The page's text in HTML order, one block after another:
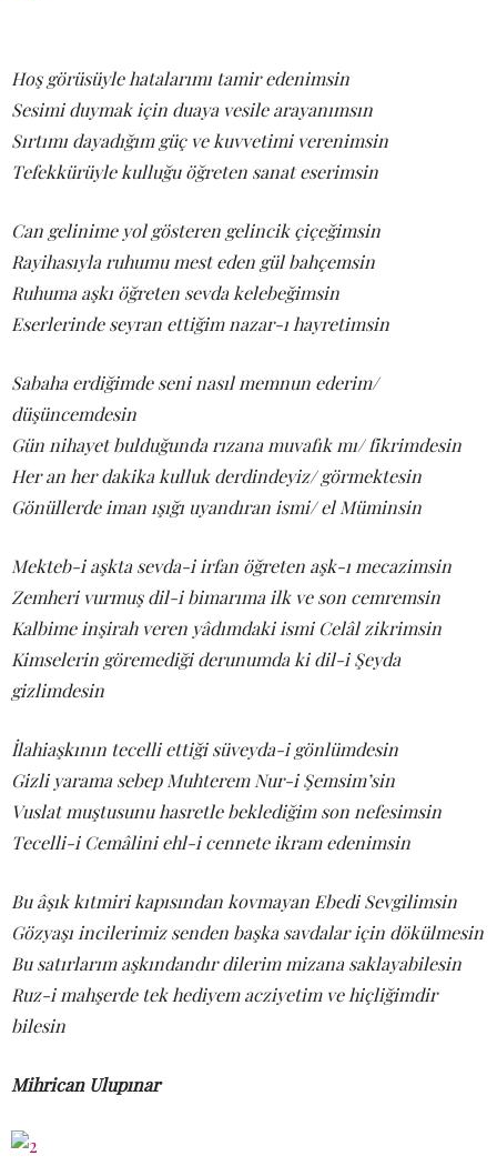
Hoş görüsüyle hatalarımı tamir edenimsin
Sesimi duymak için duaya vesile arayanımsın
Sırtımı dayadığım güç ve kuvvetimi verenimsin
Tefekkürüyle kulluğu öğreten sanat eserimsin
Can gelinime yol gösteren gelincik çiçeğimsin
Rayihasıyla ruhumu mest eden gül bahçemsin
Ruhuma aşkı öğreten sevda kelebeğimsin
Eserlerinde seyran ettiğim nazar-ı hayretimsin
Sabaha erdiğimde seni nasıl memnun ederim/
düşüncemdesin
Gün nihayet bulduğunda rızana muvafık mı/ fikrimdesin
Her an her dakika kulluk derdindeyiz/ görmektesin
Gönüllerde iman ışığı uyandıran ismi/ el Müminsin
Mekteb-i aşkta sevda-i irfan öğreten aşk-ı mecazimsin
Zemheri vurmuş dil-i bimarıma ilk ve son cemremsin
Kalbime inşirah veren yâdımdaki ismi Celâl zikrimsin
Kimselerin göremediği derunumda ki dil-i Şeyda
gizlimdesin
İlahiaşkının tecelli ettiği süveyda-i gönlümdesin
Gizli yarama sebep Muhterem Nur-i Şemsim’sin
Vuslat muştusunu hasretle beklediğim son nefesimsin
Tecelli-i Cemâlini ehl-i cennete ikram edenimsin
Bu âşık kıtmiri kapısından kovmayan Ebedi Sevgilimsin
Gözyaşı incilerimiz senden başka savdalar için dökülmesin
Bu satırlarım aşkındandır dilerim mizana saklayabilesin
Ruz-i mahşerde tek hediyem acziyetim ve hiçliğimdir
bilesin
Mihrican Ulupınar